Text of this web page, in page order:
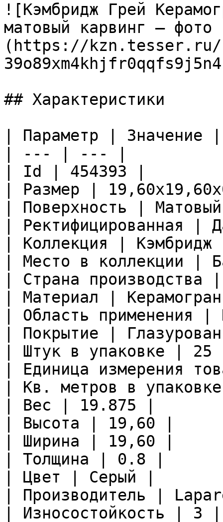
![Кэмбридж Грей
матовый карвинг —
(https://kzn.tesser.ru/
## Характеристики
| Параметр | Значение |
| --- | --- |
| Id | 454393 |
| Размер |
| Поверхность |
| Ректифицированная |
| Коллекция |
| Место в коллекции |
| Страна
| Материал |
| Область применения
| Покрытие |
| Штук в упаковке |
| Единица измерения
| Кв. метров в
| Вес | 19.875 |
| Высота | 19,60 |
| Ширина | 19,60 |
| Толщина | 0.8 |
| Цвет | Серый |
| Производитель |
| Износостойкость | 3 |